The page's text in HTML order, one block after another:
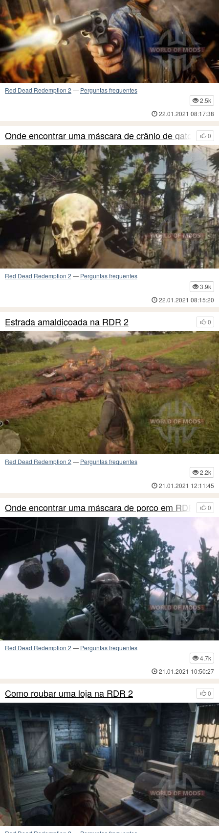
Red Dead Redemption 2 — Perguntas frequentes
2.5k
22.01.2021 08:17:38
0
Onde encontrar uma máscara de crânio de gato em
Red Dead Redemption 2 — Perguntas frequentes
3.9k
22.01.2021 08:15:20
0
Estrada amaldiçoada na RDR 2
Red Dead Redemption 2 — Perguntas frequentes
2.2k
21.01.2021 12:11:45
0
Onde encontrar uma máscara de porco em RDR 2
Red Dead Redemption 2 — Perguntas frequentes
4.7k
21.01.2021 10:50:27
0
Como roubar uma loja na RDR 2